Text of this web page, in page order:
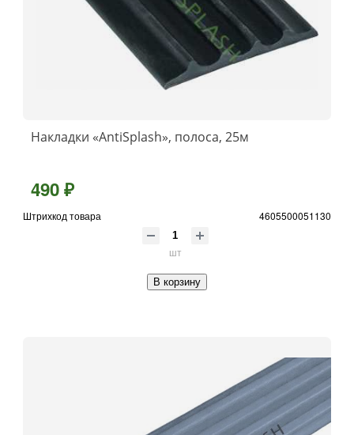
Накладки «AntiSplash», полоса, 25м
490 ₽
Штрихкод товара 4605500051130
шт
В корзину